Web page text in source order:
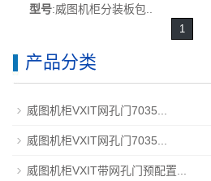
型号:威图机柜分装板包..
1
产品分类
威图机柜VXIT网孔门7035...
威图机柜VXIT网孔门7035...
威图机柜VXIT带网孔门预配置...